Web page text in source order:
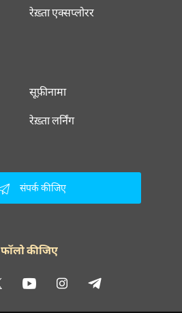
रेख़्ता एक्सप्लोरर
सूफ़ीनामा
रेख़्ता लर्निंग
संपर्क कीजिए
फॉलो कीजिए